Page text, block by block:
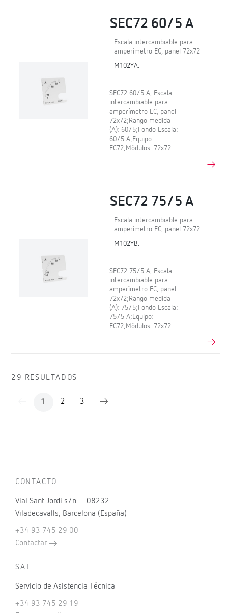
SEC72 60/5 A
Escala intercambiable para
amperímetro EC, panel 72x72
M102YA.
SEC72 60/5 A, Escala
intercambiable para
amperímetro EC, panel
72x72;Rango medida
(A): 60/5;Fondo Escala:
60/5 A;Equipo:
EC72;Módulos: 72x72
SEC72 75/5 A
Escala intercambiable para
amperímetro EC, panel 72x72
M102YB.
SEC72 75/5 A, Escala
intercambiable para
amperímetro EC, panel
72x72;Rango medida
(A): 75/5;Fondo Escala:
75/5 A;Equipo:
EC72;Módulos: 72x72
29 RESULTADOS
1 2 3
CONTACTO
Vial Sant Jordi s/n – 08232
Viladecavalls, Barcelona (España)
+34 93 745 29 00
Contactar
SAT
Servicio de Asistencia Técnica
+34 93 745 29 19